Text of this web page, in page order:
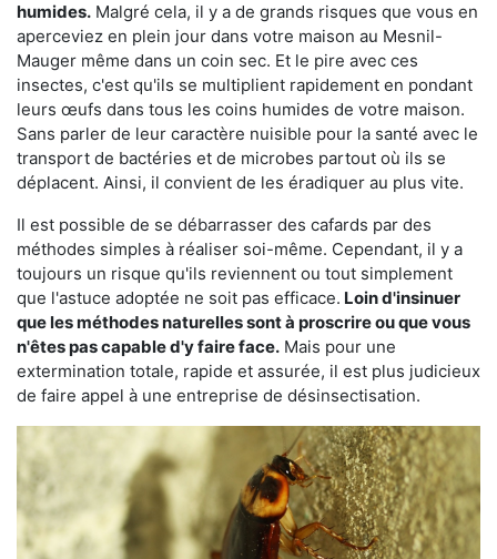
humides. Malgré cela, il y a de grands risques que vous en
aperceviez en plein jour dans votre maison au Mesnil-
Mauger même dans un coin sec. Et le pire avec ces
insectes, c'est qu'ils se multiplient rapidement en pondant
leurs œufs dans tous les coins humides de votre maison.
Sans parler de leur caractère nuisible pour la santé avec le
transport de bactéries et de microbes partout où ils se
déplacent. Ainsi, il convient de les éradiquer au plus vite.
Il est possible de se débarrasser des cafards par des
méthodes simples à réaliser soi-même. Cependant, il y a
toujours un risque qu'ils reviennent ou tout simplement
que l'astuce adoptée ne soit pas efficace. Loin d'insinuer
que les méthodes naturelles sont à proscrire ou que vous
n'êtes pas capable d'y faire face. Mais pour une
extermination totale, rapide et assurée, il est plus judicieux
de faire appel à une entreprise de désinsectisation.